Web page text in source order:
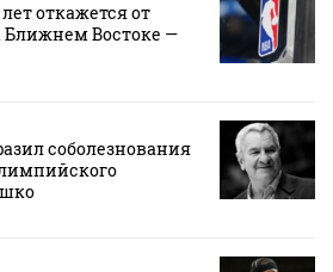
откажется от
Ближнем Востоке —
соболезнования